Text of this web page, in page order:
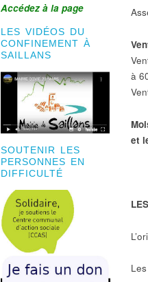
Accédez à la page
LES VIDÉOS DU
CONFINEMENT À
SAILLANS
SOUTENIR LES
PERSONNES EN
DIFFICULTÉ
à
et